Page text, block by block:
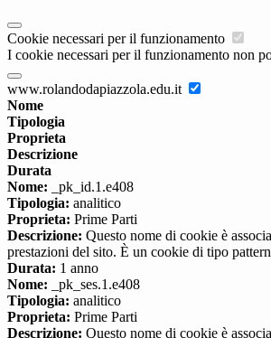
Cookie necessari per il funzionamento
I cookie necessari per il funzionamento non
www.rolandodapiazzola.edu.it
Nome
Tipologia
Proprieta
Descrizione
Durata
Nome: _pk_id.1.e408
Tipologia: analitico
Proprieta: Prime Parti
Descrizione: Questo nome di cookie è
prestazioni del sito. È un cookie di tipo
Durata: 1 anno
Nome: _pk_ses.1.e408
Tipologia: analitico
Proprieta: Prime Parti
Descrizione: Questo nome di cookie è